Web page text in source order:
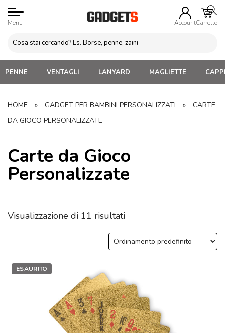
Menu AccountCarrello
PENNE VENTAGLI LANYARD MAGLIETTE
HOME » GADGET PER BAMBINI PERSONALIZZATI »
CARTE
DA GIOCO PERSONALIZZATE
Carte da Gioco
Personalizzate
Visualizzazione di 11 risultati
ESAURITO